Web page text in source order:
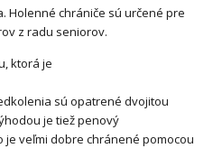
Holenné chrániče sú určené pre
z radu seniorov.
ktorá je
sú opatrené dvojitou
je tiež penový
je veľmi dobre chránené pomocou